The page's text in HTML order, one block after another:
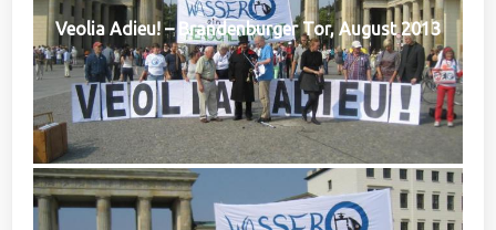
Veolia Adieu! – Brandenburger Tor, August 2013